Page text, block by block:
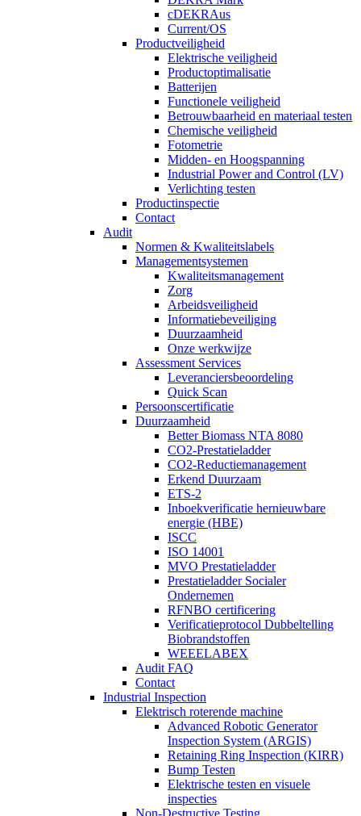
cDEKRAus
Current/OS
Productveiligheid
Elektrische veiligheid
Productoptimalisatie
Batterijen
Functionele veiligheid
Betrouwbaarheid en materiaal testen
Chemische veiligheid
Fotometrie
Midden- en Hoogspanning
Industrial Power and Control (LV)
Verlichting testen
Productinspectie
Contact
Audit
Normen & Kwaliteitslabels
Managementsystemen
Kwaliteitsmanagement
Zorg
Arbeidsveiligheid
Informatiebeveiliging
Duurzaamheid
Onze werkwijze
Assessment Services
Leveranciersbeoordeling
Quick Scan
Persoonscertificatie
Duurzaamheid
Better Biomass NTA 8080
CO2-Prestatieladder
CO2-Reductiemanagement
Erkend Duurzaam
ETS-2
Inboekverificatie hernieuwbare
energie (HBE)
ISCC
ISO 14001
MVO Prestatieladder
Prestatieladder Socialer
Ondernemen
RFNBO certificering
Verificatieprotocol Dubbeltelling
Biobrandstoffen
WEEELABEX
Audit FAQ
Contact
Industrial Inspection
Elektrisch roterende machine
Advanced Robotic Generator
Inspection System (ARGIS)
Retaining Ring Inspection (KIRR)
Bump Testen
Elektrische testen en visuele
inspecties